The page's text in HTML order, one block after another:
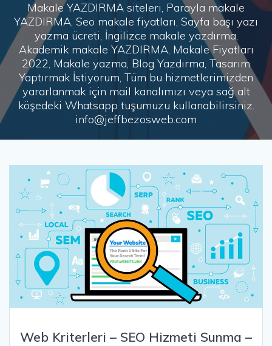
Makale YAZDIRMA siteleri, Parayla makale
YAZDIRMA, Seo makale fiyatları, Sayfa başı yazı
yazma ücreti, İngilizce makale yazdırma,
Akademik makale YAZDIRMA, Makale Fiyatları
2022, Makale yazma, Blog Yazdırma, Tasarım
Yaptırmak İstiyorum, Tüm bu hizmetlerimizden
yararlanmak için mail kanalımızı veya sağ alt
köşedeki Whatsapp tuşumuzu kullanabilirsiniz.
info@jeffbezosweb.com
Web Kriterleri – SEO Hizmeti Sunma –